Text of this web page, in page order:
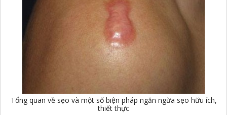
Tổng quan về sẹo và một số biện pháp ngăn ngừa sẹo hữu ích,
thiết thực